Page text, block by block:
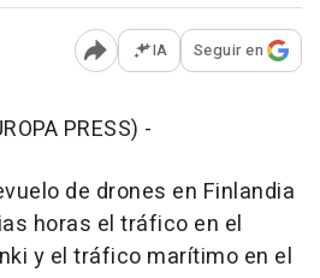
Abrir opciones para
IA Seguir en
PRESS) -
de drones en Finlandia
horas el tráfico en el
y el tráfico marítimo en el